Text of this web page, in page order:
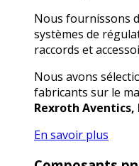
Nous fournissons
systèmes de
raccords et
Nous avons
fabricants sur le
Rexroth Aventics,
En savoir plus